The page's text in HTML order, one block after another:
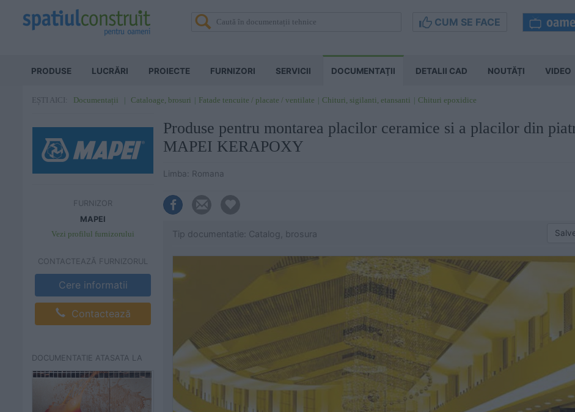
CUM SE FACE
PRODUSE LUCRĂRI PROIECTE FURNIZORI SERVICII DOCUMENTAŢII DETALII CAD NOUTĂȚI VIDEO
EȘTI AICI: Documentații Cataloage, brosuri Fatade tencuite / placate / ventilate Chituri, sigilanti, etansanti Chituri epoxidice
FURNIZOR
MAPEI
Vezi profilul furnizorului
CONTACTEAZĂ FURNIZORUL
Cere informatii
Contactează
DOCUMENTATIE ATASATA LA
Produse pentru montarea placilor ceramice si a placilor din
MAPEI KERAPOXY
Limba: Romana
Tip documentatie: Catalog, brosura